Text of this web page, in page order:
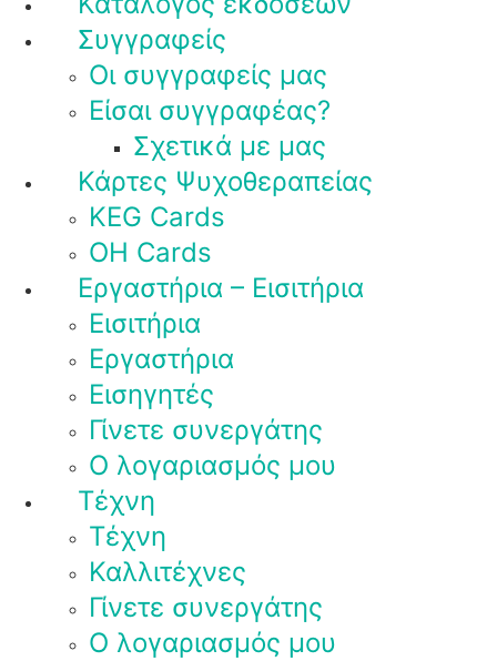
Συγγραφείς
Οι συγγραφείς μας
Είσαι συγγραφέας?
Σχετικά με μας
Κάρτες Ψυχοθεραπείας
KEG Cards
OH Cards
Εργαστήρια – Εισιτήρια
Εισιτήρια
Εργαστήρια
Εισηγητές
Γίνετε συνεργάτης
Ο λογαριασμός μου
Τέχνη
Τέχνη
Καλλιτέχνες
Γίνετε συνεργάτης
Ο λογαριασμός μου